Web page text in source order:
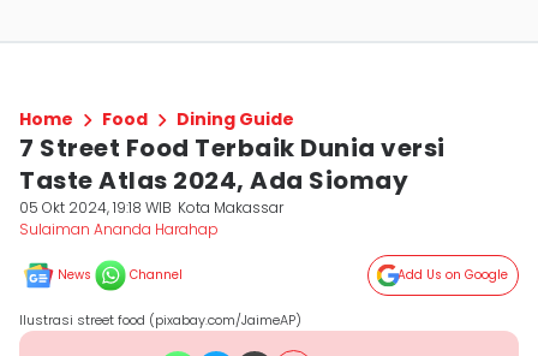
Home Food Dining Guide
7 Street Food Terbaik Dunia versi
Taste Atlas 2024, Ada Siomay
05 Okt 2024, 19:18 WIB Kota Makassar
Sulaiman Ananda Harahap
News Channel Add Us on Google
Ilustrasi street food (pixabay.com/JaimeAP)